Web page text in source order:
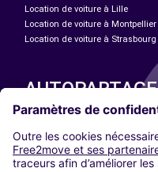
Location de voiture à Lille
Location de voiture à Montpellier
Location de voiture à Strasbourg
AUTOPARTAGE
Paris
Madrid
Washington DC